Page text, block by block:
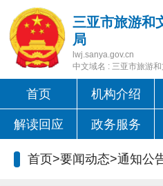
三亚市旅游和
局
lwj.sanya.gov.cn
中文域名 : 三亚市旅游
首页 机构介绍
解读回应 政务服务
首页>要闻动态>通知公